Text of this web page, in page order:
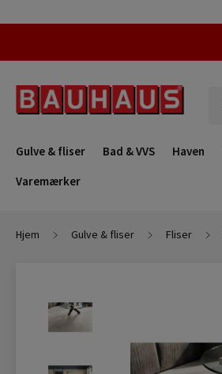
Gulve & fliser Bad & VVS Haven
Varemærker
Hjem Gulve & fliser Fliser